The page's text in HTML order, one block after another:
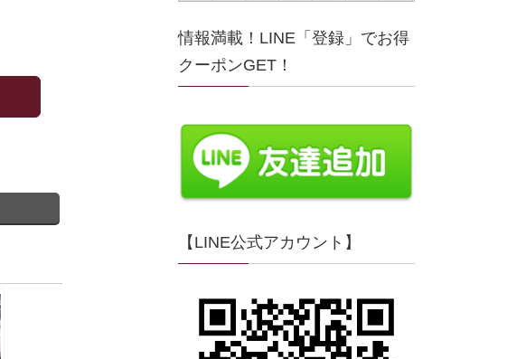
情報満載！LINE「登録」でお得
クーポンGET！
【LINE公式アカウント】